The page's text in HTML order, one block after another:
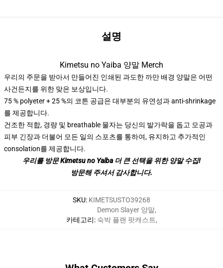
설명
Kimetsu no Yaiba 양말 Merch
우리의 주문을 받아서 만들어진 인쇄된 과도한 까만 배경 양말은 어떤
사건든지를 위한 맞은 보상입니다.
75 % polyeter + 25 %의 코튼 공급은 대부분의 유연성과 anti-shrinkage
를 제공합니다.
건조한 적합, 경량 및 breathable 물자는 당신의 발가락을 돕고 모공과
피부 긴장과 더불어 모든 일의 스포츠를 통하여, 유지하고 추가적인
consolation를 제공합니다.
우리를 방문 Kimetsu no Yaiba 더 큰 선택을 위한 양말 수집!
방문해 주셔서 감사합니다.
SKU: KIMETSUSTO39268
카테고리:
Demon Slayer 양말,
숙박 플랜 팟캐스트,